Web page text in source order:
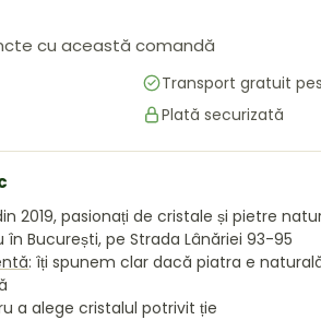
cu această comandă
Transport gratuit
Plată securizată
2019, pasionați de cristale și pietre
în București, pe Strada Lânăriei 93-95
: îți spunem clar dacă piatra e
a alege cristalul potrivit ție